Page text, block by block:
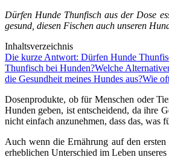
Dürfen Hunde Thunfisch aus der Dose
gesund, diesen Fischen auch unseren
Inhaltsverzeichnis
Die kurze Antwort: Dürfen Hunde
Thunfisch bei Hunden?Welche
die Gesundheit meines Hundes aus?Wie
Dosenprodukte, ob für Menschen oder
Hunden geben, ist entscheidend, da ihre
nicht einfach anzunehmen, dass das, was
Auch wenn die Ernährung auf den
erheblichen Unterschied im Leben